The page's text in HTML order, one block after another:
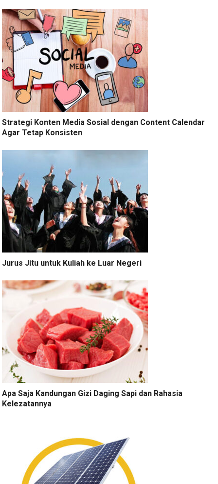
Strategi Konten Media Sosial dengan Content Calendar
Agar Tetap Konsisten
Jurus Jitu untuk Kuliah ke Luar Negeri
Apa Saja Kandungan Gizi Daging Sapi dan Rahasia
Kelezatannya